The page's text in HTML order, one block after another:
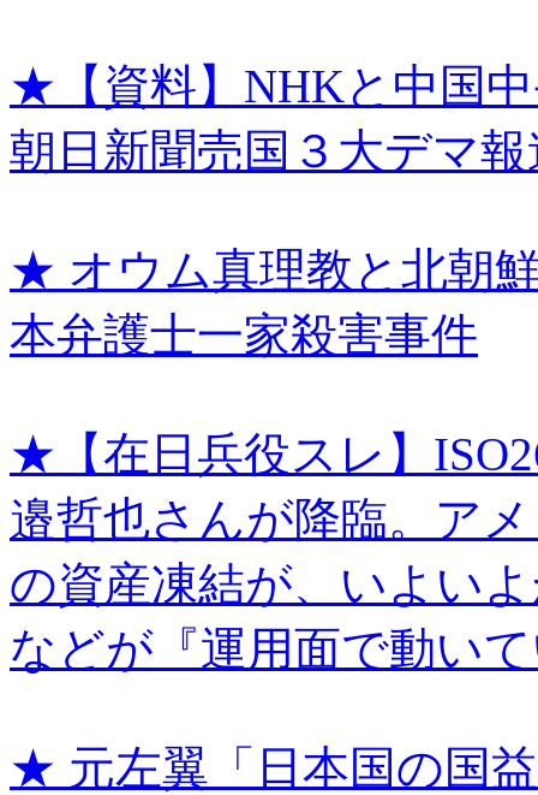
★【資料】NHKと中国
朝日新聞売国３大デマ
★ オウム真理教と北朝
本弁護士一家殺害事件
★【在日兵役スレ】
邉哲也さんが降臨。ア
の資産凍結が、いよい
などが『運用面で動い
★ 元左翼「日本国の国